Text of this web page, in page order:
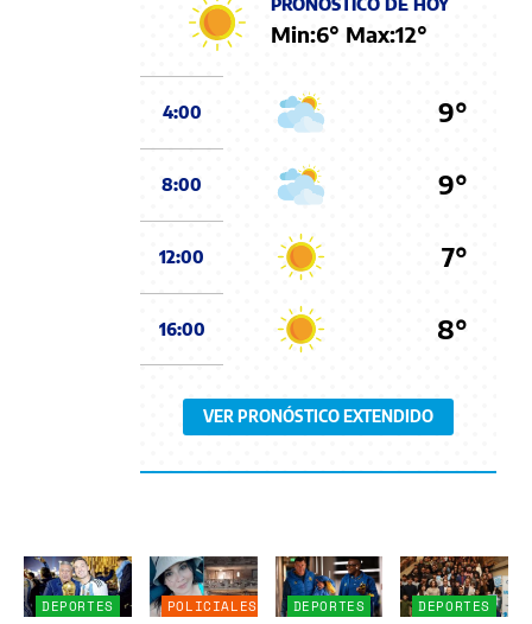
PRONÓSTICO DE HOY
Min:6° Max:12°
4:00 9°
8:00 9°
12:00 7°
16:00 8°
VER PRONÓSTICO EXTENDIDO
DEPORTES POLICIALES DEPORTES DEPORTES